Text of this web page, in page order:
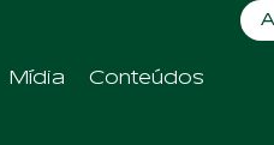
Mídia Conteúdos